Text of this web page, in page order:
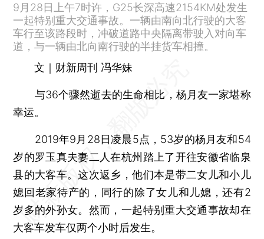
9月28日上午7时许，G25长深高速2154KM处发生
一起特别重大交通事故。一辆由南向北行驶的大客
车行至该路段时，冲破道路中央隔离带驶入对向车
道，与一辆由北向南行驶的半挂货车相撞。
文｜财新周刊 冯华妹
与36个骤然逝去的生命相比，杨月友一家堪称
幸运。
2019年9月28日凌晨5点，53岁的杨月友和54
岁的罗玉真夫妻二人在杭州踏上了开往安徽省临泉
县的大客车。这次返乡，他们本是带二女儿和小儿
媳回老家待产的，同行的除了女儿和儿媳，还有2
岁多的外孙女。然而，一起特别重大交通事故却在
大客车发车仅两个小时后发生。